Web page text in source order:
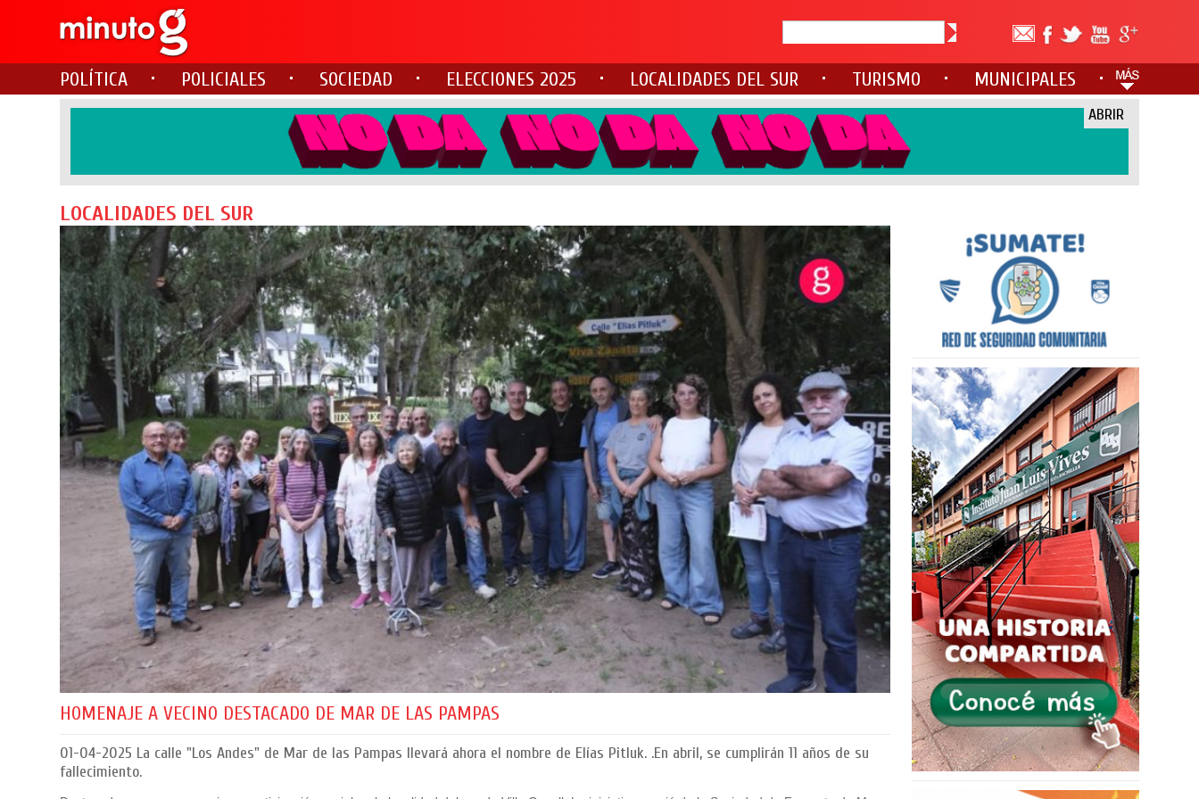
POLÍTICA POLICIALES SOCIEDAD ELECCIONES 2025 LOCALIDADES DEL SUR TURISMO MUNICIPALES
ABRIR
LOCALIDADES DEL SUR
HOMENAJE A VECINO DESTACADO DE MAR DE LAS PAMPAS
01-04-2025 La calle "Los Andes" de Mar de las Pampas llevará ahora el nombre de Elías Pitluk. .En abril, se cumplirán 11 años de su
fallecimiento.